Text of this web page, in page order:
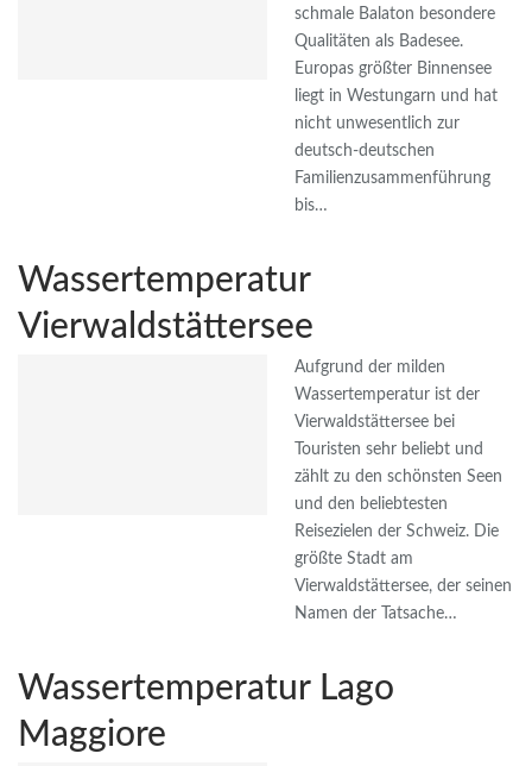
schmale Balaton besondere
Qualitäten als Badesee.
Europas größter Binnensee
liegt in Westungarn und hat
nicht unwesentlich zur
deutsch-deutschen
Familienzusammenführung
bis…
Wassertemperatur
Vierwaldstättersee
Aufgrund der milden
Wassertemperatur ist der
Vierwaldstättersee bei
Touristen sehr beliebt und
zählt zu den schönsten Seen
und den beliebtesten
Reisezielen der Schweiz. Die
größte Stadt am
Vierwaldstättersee, der seinen
Namen der Tatsache…
Wassertemperatur Lago
Maggiore